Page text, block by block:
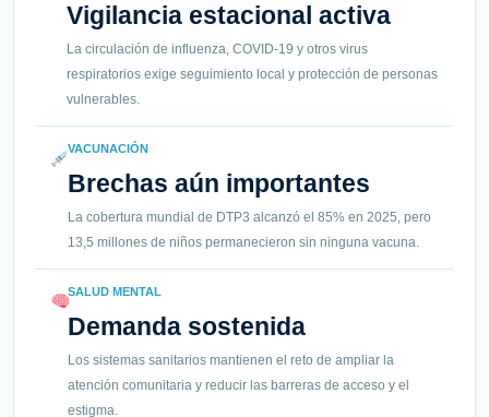
Vigilancia estacional activa
La circulación de influenza, COVID-19 y otros virus
respiratorios exige seguimiento local y protección de personas
vulnerables.
VACUNACIÓN
Brechas aún importantes
La cobertura mundial de DTP3 alcanzó el 85% en 2025, pero
13,5 millones de niños permanecieron sin ninguna vacuna.
SALUD MENTAL
Demanda sostenida
Los sistemas sanitarios mantienen el reto de ampliar la
atención comunitaria y reducir las barreras de acceso y el
estigma.